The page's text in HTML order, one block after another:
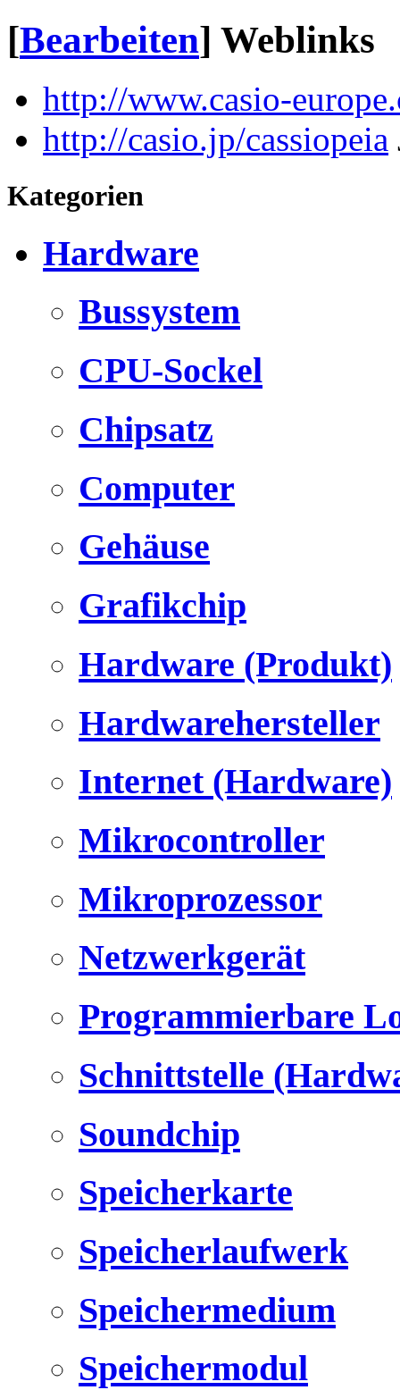
[Bearbeiten] Weblinks
http://www.casio-
http://casio.jp/cassiopeia
Kategorien
Hardware
Bussystem
CPU-Sockel
Chipsatz
Computer
Gehäuse
Grafikchip
Hardware (Produkt)
Hardwarehersteller
Internet (Hardware)
Mikrocontroller
Mikroprozessor
Netzwerkgerät
Programmierbare
Schnittstelle
Soundchip
Speicherkarte
Speicherlaufwerk
Speichermedium
Speichermodul